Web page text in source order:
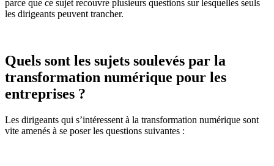
parce que ce sujet recouvre plusieurs questions sur lesquelles seuls
les dirigeants peuvent trancher.
Quels sont les sujets soulevés par la
transformation numérique pour les
entreprises ?
Les dirigeants qui s’intéressent à la transformation numérique sont
vite amenés à se poser les questions suivantes :